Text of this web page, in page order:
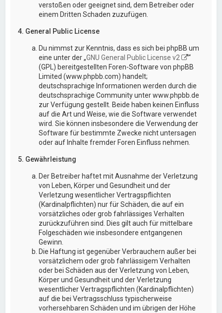
verstoßen oder geeignet sind, dem Betreiber oder
einem Dritten Schaden zuzufügen.
4. General Public License
Du nimmst zur Kenntnis, dass es sich bei phpBB um
eine unter der „GNU General Public License v2
“
(GPL) bereitgestellten Foren-Software von phpBB
Limited (www.phpbb.com) handelt;
deutschsprachige Informationen werden durch die
deutschsprachige Community unter www.phpbb.de
zur Verfügung gestellt. Beide haben keinen Einfluss
auf die Art und Weise, wie die Software verwendet
wird. Sie können insbesondere die Verwendung der
Software für bestimmte Zwecke nicht untersagen
oder auf Inhalte fremder Foren Einfluss nehmen.
5. Gewährleistung
Der Betreiber haftet mit Ausnahme der Verletzung
von Leben, Körper und Gesundheit und der
Verletzung wesentlicher Vertragspflichten
(Kardinalpflichten) nur für Schäden, die auf ein
vorsätzliches oder grob fahrlässiges Verhalten
zurückzuführen sind. Dies gilt auch für mittelbare
Folgeschäden wie insbesondere entgangenen
Gewinn.
Die Haftung ist gegenüber Verbrauchern außer bei
vorsätzlichem oder grob fahrlässigem Verhalten
oder bei Schäden aus der Verletzung von Leben,
Körper und Gesundheit und der Verletzung
wesentlicher Vertragspflichten (Kardinalpflichten)
auf die bei Vertragsschluss typischerweise
vorhersehbaren Schäden und im übrigen der Höhe